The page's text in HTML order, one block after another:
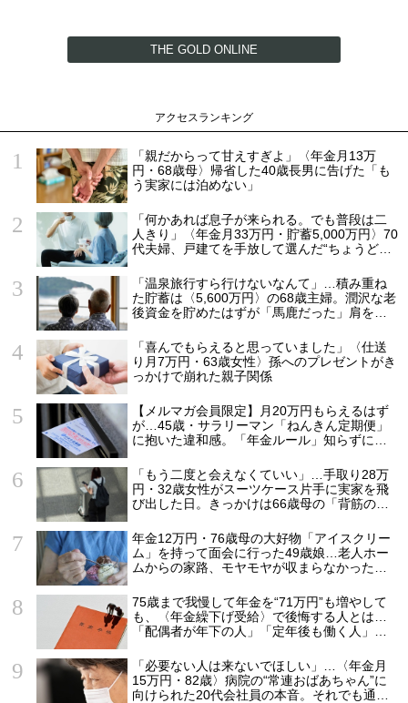
THE GOLD ONLINE
アクセスランキング
「親だからって甘えすぎよ」〈年金月13万
円・68歳母〉帰省した40歳長男に告げた「も
う実家には泊めない」
「何かあれば息子が来られる。でも普段は二
人きり」〈年金月33万円・貯蓄5,000万円〉70
代夫婦、戸建てを手放して選んだ“ちょうどい
「温泉旅行すら行けないなんて」…積み重ね
た貯蓄は〈5,600万円〉の68歳主婦。潤沢な老
後資金を貯めたはずが「馬鹿だった」肩を落
「喜んでもらえると思っていました」〈仕送
り月7万円・63歳女性〉孫へのプレゼントがき
っかけで崩れた親子関係
【メルマガ会員限定】月20万円もらえるはず
が…45歳・サラリーマン「ねんきん定期便」
に抱いた違和感。「年金ルール」知らずにそ
額に唖然「何かの間違いでは？」
「もう二度と会えなくていい」…手取り28万
円・32歳女性がスーツケース片手に実家を飛
び出した日。きっかけは66歳母の「背筋の凍
年金12万円・76歳母の大好物「アイスクリー
ム」を持って面会に行った49歳娘…老人ホー
ムからの家路、モヤモヤが収まらなかったワ
75歳まで我慢して年金を“71万円”も増やして
も、〈年金繰下げ受給〉で後悔する人とは…
「配偶者が年下の人」「定年後も働く人」
説】
「必要ない人は来ないでほしい」…〈年金月
15万円・82歳〉病院の“常連おばあちゃん”に
向けられた20代会社員の本音。それでも通い